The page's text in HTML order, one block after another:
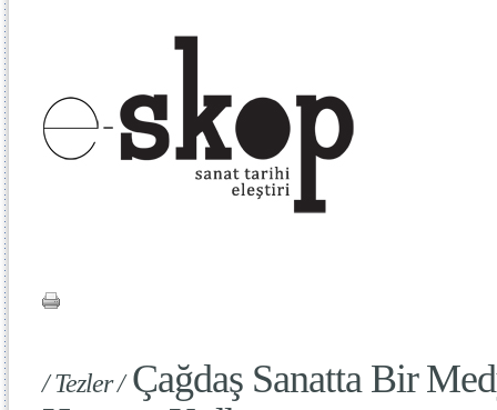
/ Tezler /Çağdaş Sanatta Bir